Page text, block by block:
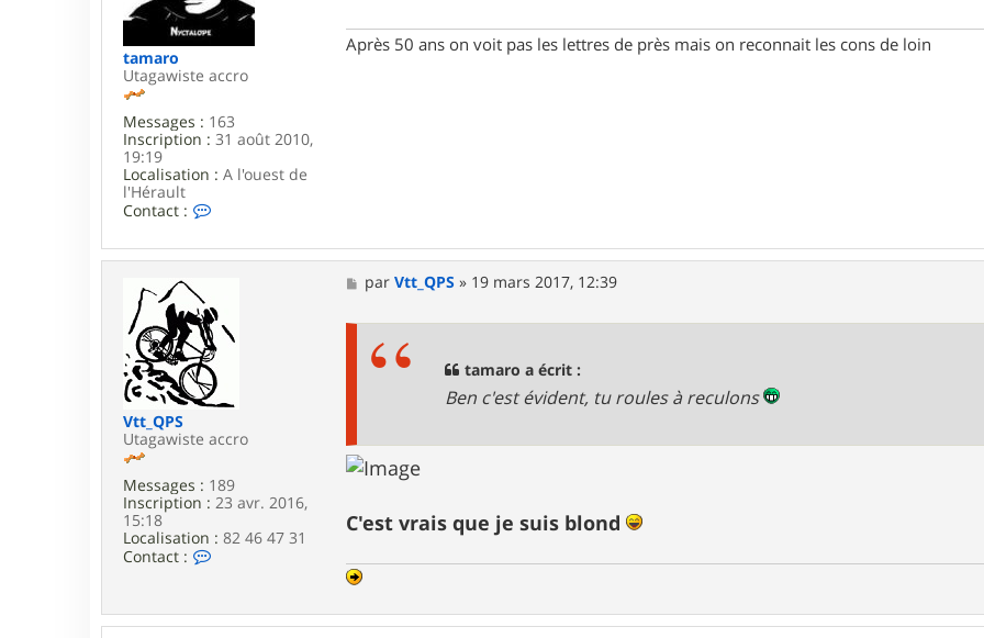
tamaro
Utagawiste accro
Messages : 163
Inscription : 31 août 2010,
19:19
Localisation : A l'ouest de
l'Hérault
Contact :
t
t
e
r
a
m
r
Après 50 ans on voit pas les lettres de près mais on reconnait les cons de loin
Vtt_QPS
Utagawiste accro
Messages : 189
Inscription : 23 avr. 2016,
15:18
Localisation : 82 46 47 31
Contact :
a
M
e
parVtt_QPS » 19 mars 2017, 12:39
tamaro a écrit :
Ben c'est évident, tu roules à reculons
C'est vrais que je suis blond